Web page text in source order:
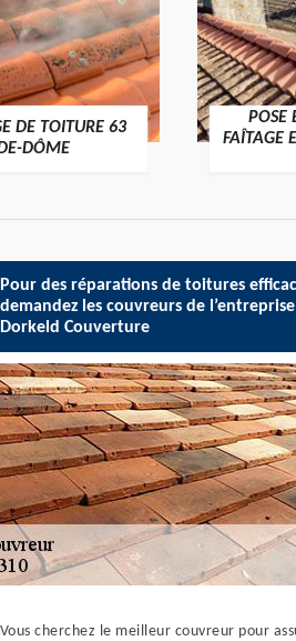
DE TOITURE 63
DÔME
POSE
FAÎTAGE
Pour des réparations de toitures
demandez les couvreurs de l’entreprise
Dorkeld Couverture
Vous cherchez le meilleur couvreur pour